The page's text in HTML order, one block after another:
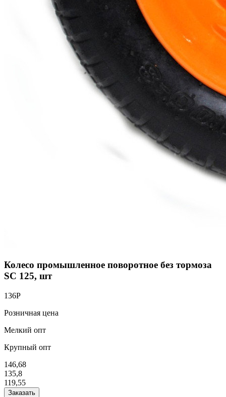
Колесо промышленное поворотное без тормоза
SC 125, шт
136Р
Розничная цена
Мелкий опт
Крупный опт
146,68
135,8
119,55
Заказать